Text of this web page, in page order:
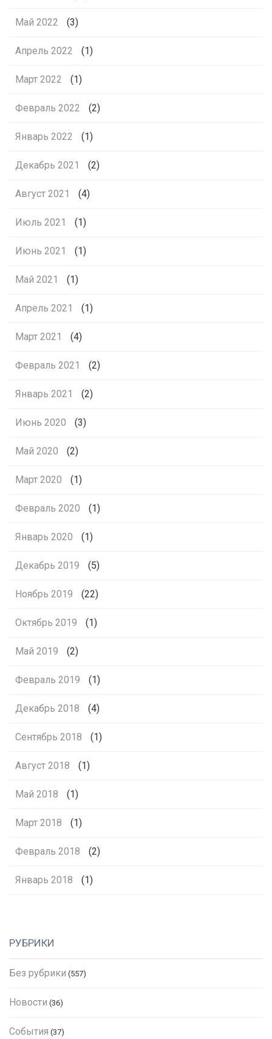
Май 2022 (3)
Апрель 2022 (1)
Март 2022 (1)
Февраль 2022 (2)
Январь 2022 (1)
Декабрь 2021 (2)
Август 2021 (4)
Июль 2021 (1)
Июнь 2021 (1)
Май 2021 (1)
Апрель 2021 (1)
Март 2021 (4)
Февраль 2021 (2)
Январь 2021 (2)
Июнь 2020 (3)
Май 2020 (2)
Март 2020 (1)
Февраль 2020 (1)
Январь 2020 (1)
Декабрь 2019 (5)
Ноябрь 2019 (22)
Октябрь 2019 (1)
Май 2019 (2)
Февраль 2019 (1)
Декабрь 2018 (4)
Сентябрь 2018 (1)
Август 2018 (1)
Май 2018 (1)
Март 2018 (1)
Февраль 2018 (2)
Январь 2018 (1)
РУБРИКИ
Без рубрики (557)
Новости (36)
События (37)